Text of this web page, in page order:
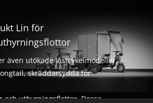
Lin för
även utökade lastcykelmodeller,
skräddarsydda för
och uthyrningsflottor. Dessa